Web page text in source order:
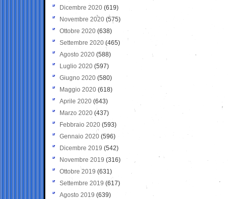
Dicembre 2020 (619)
Novembre 2020 (575)
Ottobre 2020 (638)
Settembre 2020(465)
Agosto 2020 (588)
Luglio 2020 (597)
Giugno 2020 (580)
Maggio 2020 (618)
Aprile 2020 (643)
Marzo 2020 (437)
Febbraio 2020 (593)
Gennaio 2020 (596)
Dicembre 2019 (542)
Novembre 2019 (316)
Ottobre 2019 (631)
Settembre 2019 (617)
Agosto 2019 (639)